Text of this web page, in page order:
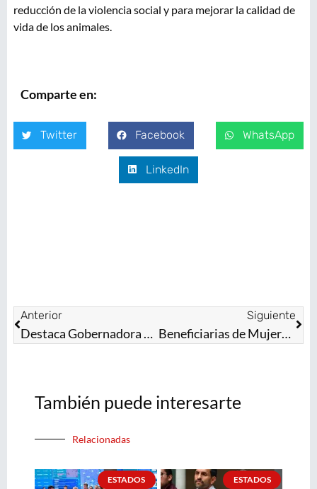
reducción de la violencia social y para mejorar la calidad de
vida de los animales.
Comparte en:
Twitter Facebook WhatsApp
LinkedIn
Anterior
Destaca Gobernadora Delfina Gómez colaboración entre el Estado de México e Hidalgo para la localización de un recién nacido secuestrado
Siguiente
Beneficiarias de Mujeres con Bienestar recibirán depósito de 7 mil 500 pesos: Gobernadora Delfina Gómez
También puede interesarte
Relacionadas
ESTADOS ESTADOS